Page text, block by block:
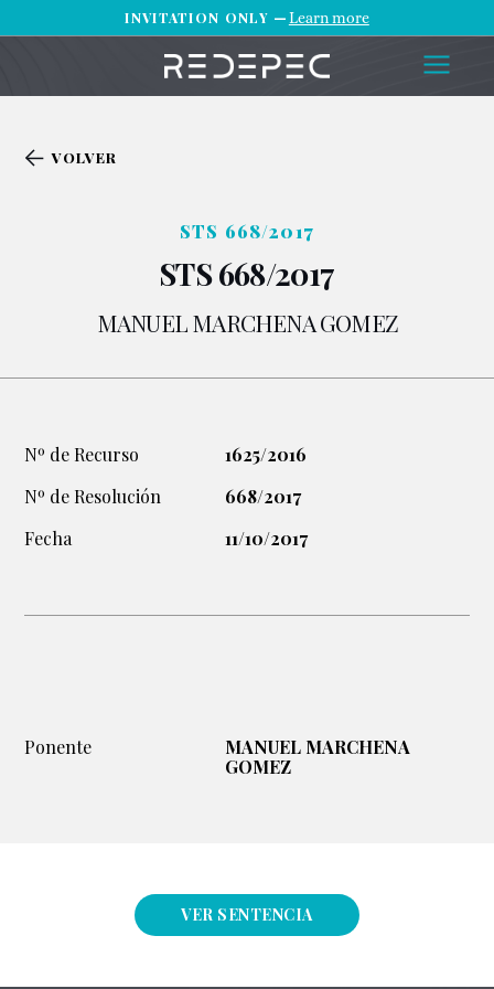
INVITATION ONLY —Learn more
VOLVER
STS 668/2017
STS 668/2017
MANUEL MARCHENA GOMEZ
Nº de Recurso
1625/2016
Nº de Resolución
668/2017
Fecha
11/10/2017
Ponente
MANUEL MARCHENA
GOMEZ
VER SENTENCIA